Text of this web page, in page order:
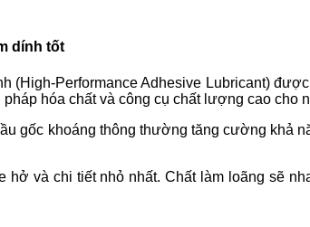
dính tốt
(High-Performance Adhesive Lubricant)
hóa chất và công cụ chất lượng cao cho
gốc khoáng thông thường tăng cường khả
và chi tiết nhỏ nhất. Chất làm loãng sẽ